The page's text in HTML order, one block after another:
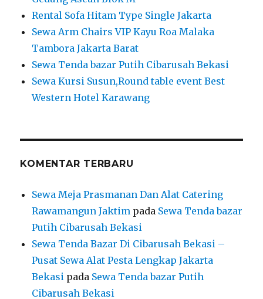
Rental Sofa Hitam Type Single Jakarta
Sewa Arm Chairs VIP Kayu Roa Malaka
Tambora Jakarta Barat
Sewa Tenda bazar Putih Cibarusah Bekasi
Sewa Kursi Susun,Round table event Best
Western Hotel Karawang
KOMENTAR TERBARU
Sewa Meja Prasmanan Dan Alat Catering
Rawamangun Jaktim pada Sewa Tenda bazar
Putih Cibarusah Bekasi
Sewa Tenda Bazar Di Cibarusah Bekasi –
Pusat Sewa Alat Pesta Lengkap Jakarta
Bekasi pada Sewa Tenda bazar Putih
Cibarusah Bekasi